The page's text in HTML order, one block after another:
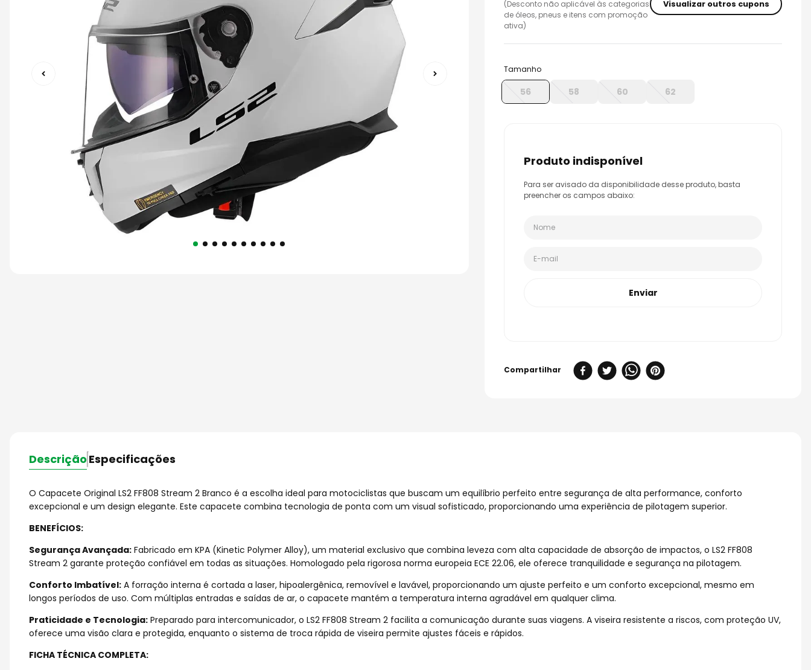
capacete aberto
10º race tech
(Desconto não aplicável às categorias
de óleos, pneus e itens com promoção
ativa)
Visualizar outros cupons
Tamanho
56 58 60 62
produto indisponível
Para ser avisado da disponibilidade desse produto, basta
preencher os campos abaixo:
Enviar
Descrição Especificações
O Capacete Original LS2 FF808 Stream 2 Branco é a escolha ideal para motociclistas que buscam um equilíbrio perfeito entre segurança de alta performance, conforto
excepcional e um design elegante. Este capacete combina tecnologia de ponta com um visual sofisticado, proporcionando uma experiência de pilotagem superior.
BENEFÍCIOS:
Segurança Avançada: Fabricado em KPA (Kinetic Polymer Alloy), um material exclusivo que combina leveza com alta capacidade de absorção de impactos, o LS2 FF808
Stream 2 garante proteção confiável em todas as situações. Homologado pela rigorosa norma europeia ECE 22.06, ele oferece tranquilidade e segurança na pilotagem.
Conforto Imbatível: A forração interna é cortada a laser, hipoalergênica, removível e lavável, proporcionando um ajuste perfeito e um conforto excepcional, mesmo em
longos períodos de uso. Com múltiplas entradas e saídas de ar, o capacete mantém a temperatura interna agradável em qualquer clima.
Praticidade e Tecnologia: Preparado para intercomunicador, o LS2 FF808 Stream 2 facilita a comunicação durante suas viagens. A viseira resistente a riscos, com proteção UV,
oferece uma visão clara e protegida, enquanto o sistema de troca rápida de viseira permite ajustes fáceis e rápidos.
FICHA TÉCNICA COMPLETA: